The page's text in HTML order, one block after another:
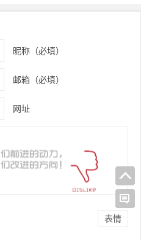
昵称（必填）
邮箱（必填）
网址
表情